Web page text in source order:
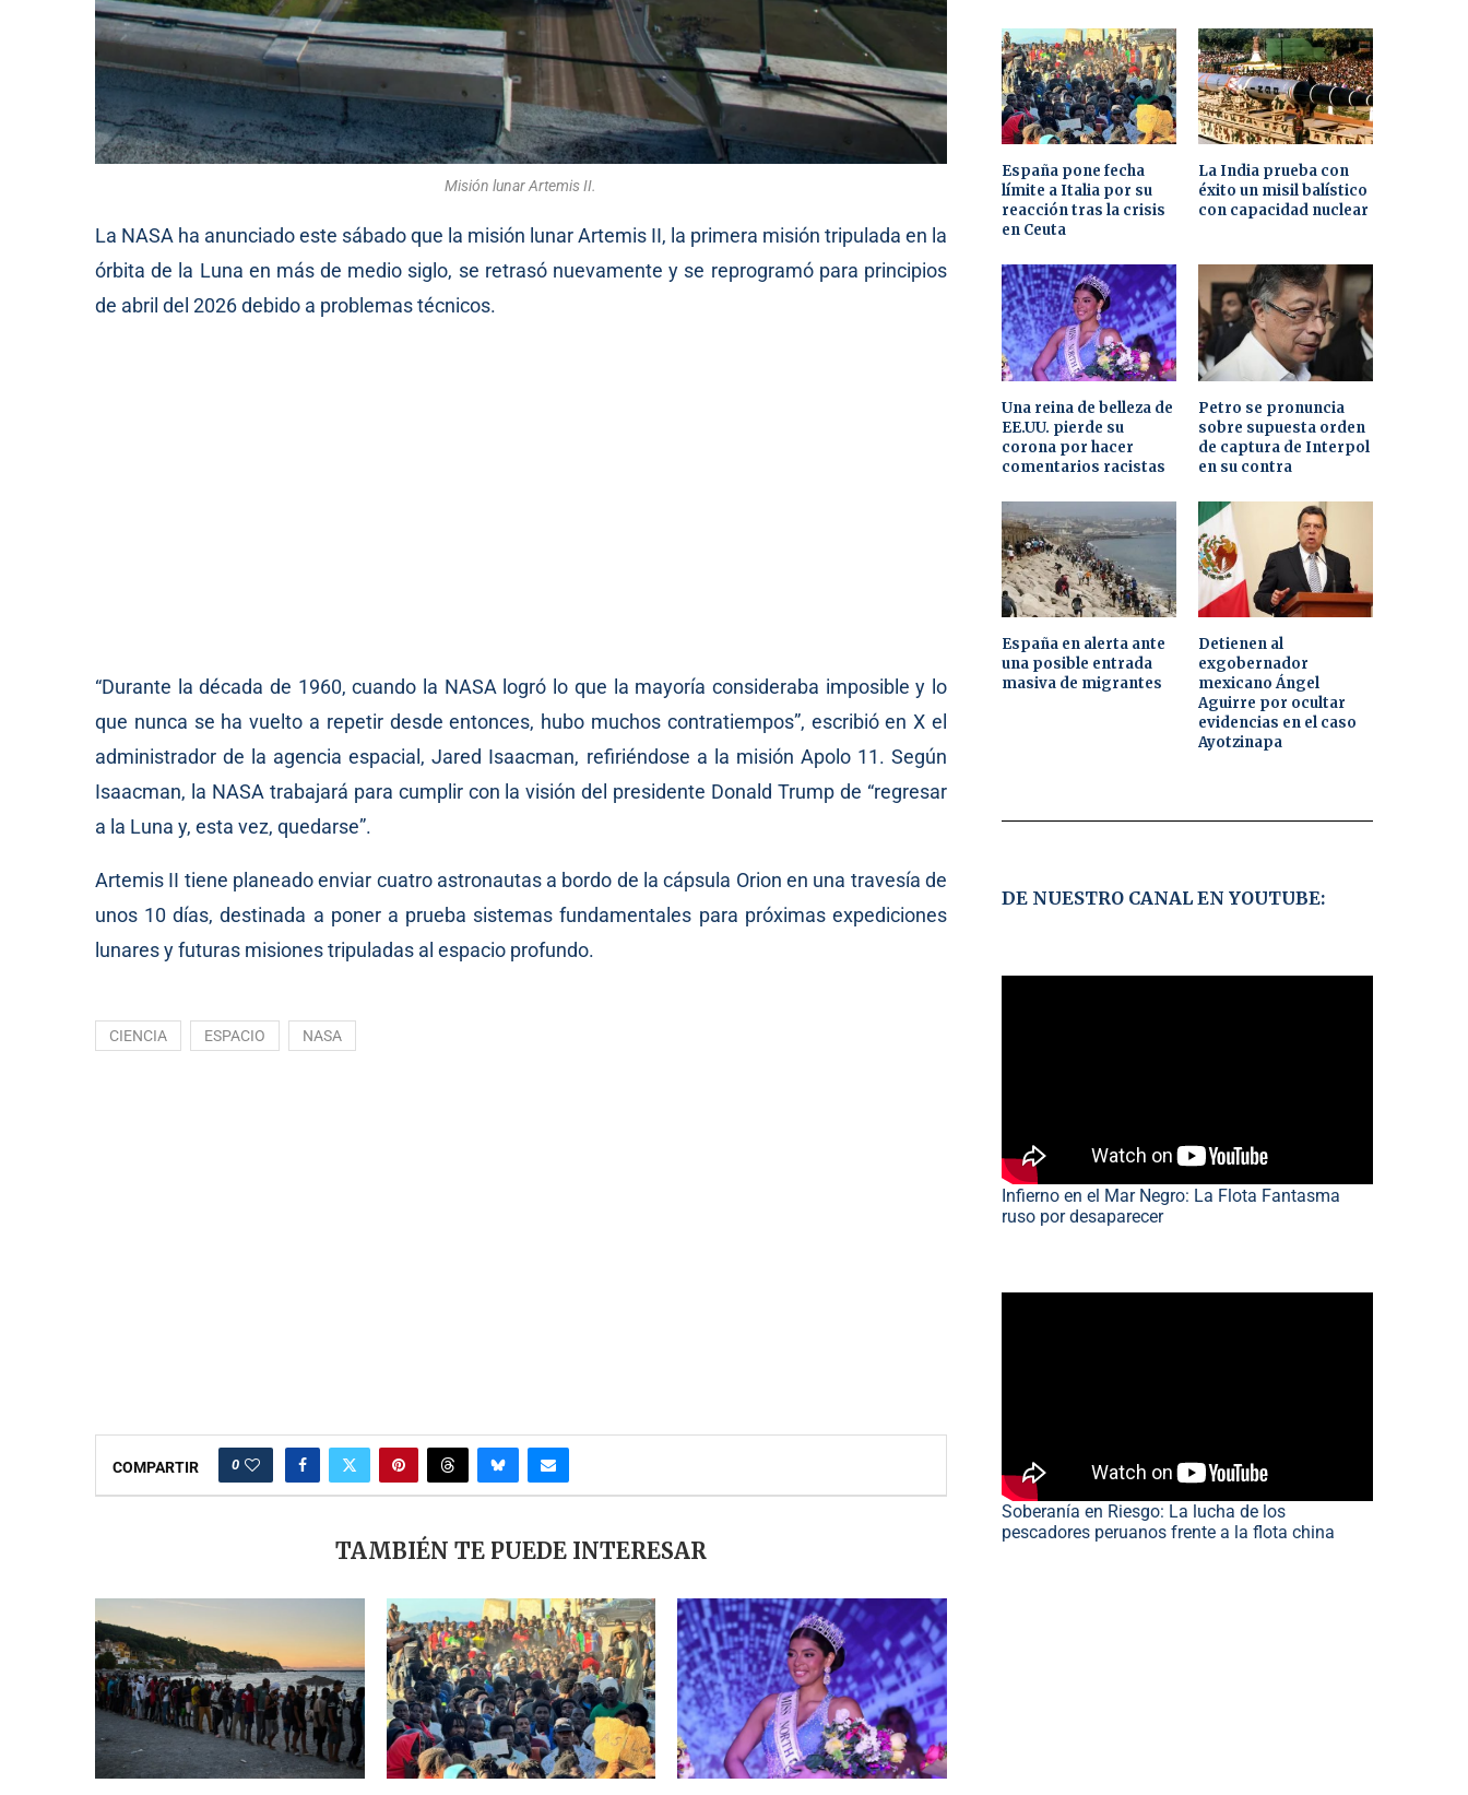
Misión lunar Artemis II.
La NASA ha anunciado este sábado que la misión lunar Artemis II, la primera misión tripulada en la
órbita de la Luna en más de medio siglo, se retrasó nuevamente y se reprogramó para principios
de abril del 2026 debido a problemas técnicos.
“Durante la década de 1960, cuando la NASA logró lo que la mayoría consideraba imposible y lo
que nunca se ha vuelto a repetir desde entonces, hubo muchos contratiempos”, escribió en X el
administrador de la agencia espacial, Jared Isaacman, refiriéndose a la misión Apolo 11. Según
Isaacman, la NASA trabajará para cumplir con la visión del presidente Donald Trump de “regresar
a la Luna y, esta vez, quedarse”.
Artemis II tiene planeado enviar cuatro astronautas a bordo de la cápsula Orion en una travesía de
unos 10 días, destinada a poner a prueba sistemas fundamentales para próximas expediciones
lunares y futuras misiones tripuladas al espacio profundo.
CIENCIA ESPACIO NASA
COMPARTIR 0
TAMBIÉN TE PUEDE INTERESAR
España pone fecha
límite a Italia por su
reacción tras la crisis
en Ceuta
La India prueba con
éxito un misil balístico
con capacidad nuclear
Una reina de belleza de
EE.UU. pierde su
corona por hacer
comentarios racistas
Petro se pronuncia
sobre supuesta orden
de captura de Interpol
en su contra
España en alerta ante
una posible entrada
masiva de migrantes
Detienen al
exgobernador
mexicano Ángel
Aguirre por ocultar
evidencias en el caso
Ayotzinapa
DE NUESTRO CANAL EN YOUTUBE:
Infierno en el Mar Negro: La Flota Fantasma
ruso por desaparecer
Soberanía en Riesgo: La lucha de los
pescadores peruanos frente a la flota china